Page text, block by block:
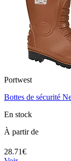
Portwest
Bottes de sécurité
En stock
À partir de
28.71€